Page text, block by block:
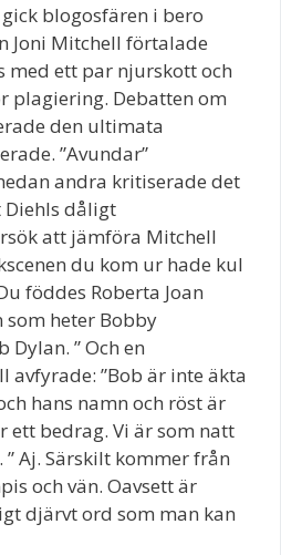
blogosfären i bero
Joni Mitchell förtalade
med ett par njurskott och
plagiering. Debatten om
den ultimata
”Avundar”
andra kritiserade det
dåligt
att jämföra Mitchell
du kom ur hade kul
föddes Roberta Joan
som heter Bobby
” Och en
”Bob är inte äkta
hans namn och röst är
ett bedrag. Vi är som natt
” Aj. Särskilt kommer från
och vän. Oavsett är
djärvt ord som man kan